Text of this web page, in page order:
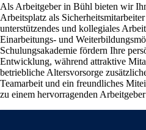
Als Arbeitgeber in Bühl bieten wir
Arbeitsplatz als
unterstützendes und kollegiales
Einarbeitungs- und
Schulungsakademie fördern Ihre
Entwicklung, während attraktive
betriebliche Altersvorsorge
Teamarbeit und ein freundliches
zu einem hervorragenden